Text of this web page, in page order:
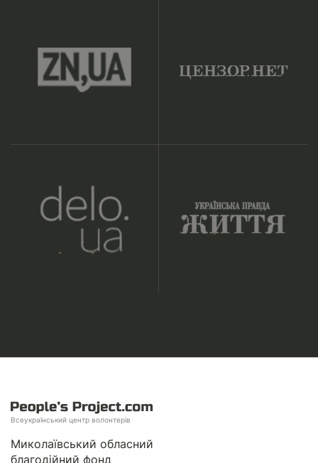
Всеукраїнський центр волонтерів
Миколаївський обласний
благодійний фонд